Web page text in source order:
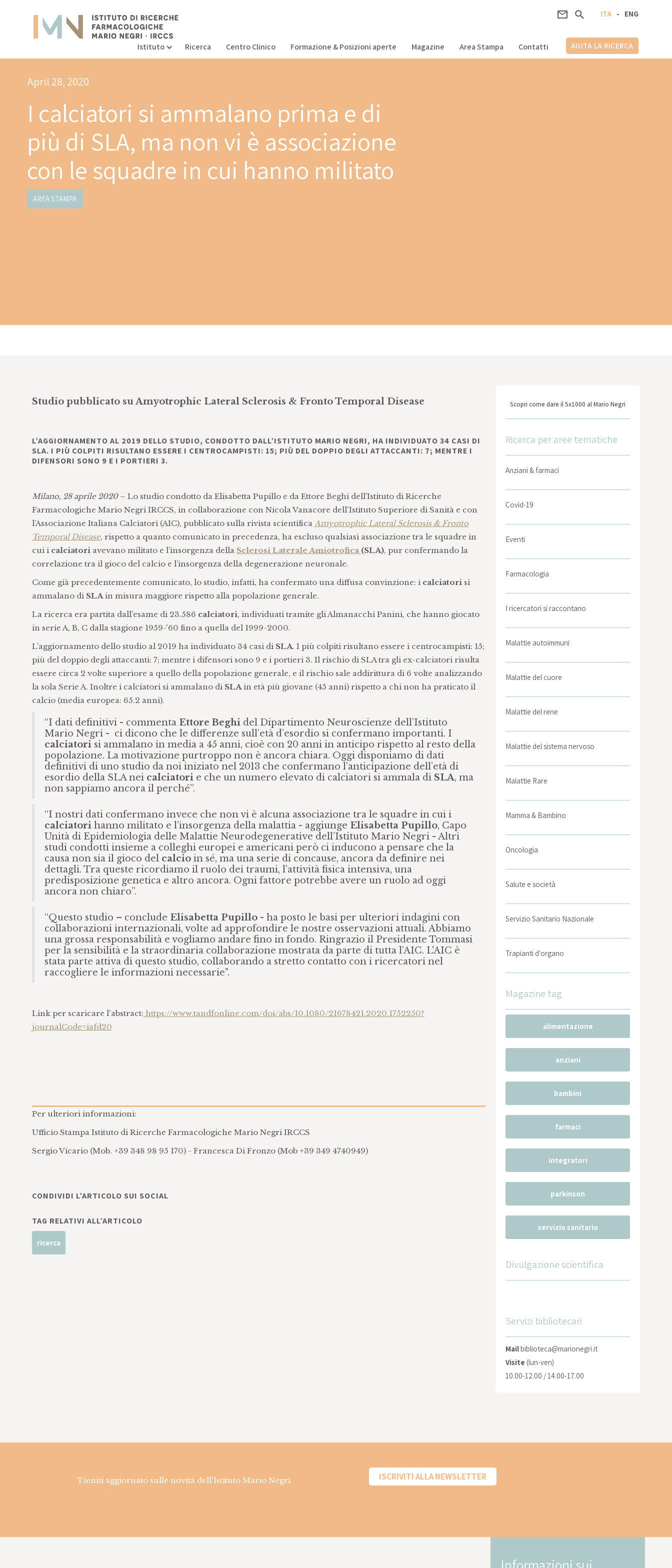
ENG
-
ITA
Istituto Ricerca Centro Clinico Formazione & Posizioni aperte Magazine Area Stampa Contatti AIUTA LA RICERCA
April 28, 2020
I calciatori si ammalano prima e di
più di SLA, ma non vi è associazione
con le squadre in cui hanno militato
AREA STAMPA
Studio pubblicato su Amyotrophic Lateral Sclerosis & Fronto Temporal Disease
L’AGGIORNAMENTO AL 2019 DELLO STUDIO, CONDOTTO DALL’ISTITUTO MARIO NEGRI, HA INDIVIDUATO 34 CASI DI
SLA. I PIÙ COLPITI RISULTANO ESSERE I CENTROCAMPISTI: 15; PIÙ DEL DOPPIO DEGLI ATTACCANTI: 7; MENTRE I
DIFENSORI SONO 9 E I PORTIERI 3.
Milano, 28 aprile 2020– Lo studio condotto da Elisabetta Pupillo e da Ettore Beghi dell’Istituto di Ricerche
Farmacologiche Mario Negri IRCCS, in collaborazione con Nicola Vanacore dell'Istituto Superiore di Sanità e con
l’Associazione Italiana Calciatori (AIC), pubblicato sulla rivista scientifica Amyotrophic Lateral Sclerosis & Fronto
Temporal Disease, rispetto a quanto comunicato in precedenza, ha escluso qualsiasi associazione tra le squadre in
cui i calciatoriavevano militato e l’insorgenza della Sclerosi Laterale Amiotrofica (SLA), pur confermando la
correlazione tra il gioco del calcio e l’insorgenza della degenerazione neuronale.
Come già precedentemente comunicato, lo studio, infatti, ha confermato una diffusa convinzione: i calciatorisi
ammalano di SLAin misura maggiore rispetto alla popolazione generale.
La ricerca era partita dall’esame di 23.586 calciatori, individuati tramite gli Almanacchi Panini, che hanno giocato
in serie A, B, C dalla stagione 1959-'60 fino a quella del 1999-2000.
L’aggiornamento dello studio al 2019 ha individuato 34 casi di SLA. I più colpiti risultano essere i centrocampisti: 15;
più del doppio degli attaccanti: 7; mentre i difensori sono 9 e i portieri 3. Il rischio di SLA tra gli ex-calciatori risulta
essere circa 2 volte superiore a quello della popolazione generale, e il rischio sale addirittura di 6 volte analizzando
la sola Serie A. Inoltre i calciatori si ammalano di SLAin età più giovane (45 anni) rispetto a chi non ha praticato il
calcio (media europea: 65.2 anni).
“I dati definitivi - commenta Ettore Beghidel Dipartimento Neuroscienze dell’Istituto
Mario Negri - ci dicono che le differenze sull’età d’esordio si confermano importanti. I
calciatorisi ammalano in media a 45 anni, cioè con 20 anni in anticipo rispetto al resto della
popolazione. La motivazione purtroppo non è ancora chiara. Oggi disponiamo di dati
definitivi di uno studio da noi iniziato nel 2013 che confermano l’anticipazione dell’età di
esordio della SLA nei calciatorie che un numero elevato di calciatori si ammala di SLA, ma
non sappiamo ancora il perché”.
“I nostri dati confermano invece che non vi è alcuna associazione tra le squadre in cui i
calciatorihanno militato e l’insorgenza della malattia - aggiunge Elisabetta Pupillo, Capo
Unità di Epidemiologia delle Malattie Neurodegenerative dell’Istituto Mario Negri - Altri
studi condotti insieme a colleghi europei e americani però ci inducono a pensare che la
causa non sia il gioco del calcioin sé, ma una serie di concause, ancora da definire nei
dettagli. Tra queste ricordiamo il ruolo dei traumi, l’attività fisica intensiva, una
predisposizione genetica e altro ancora. Ogni fattore potrebbe avere un ruolo ad oggi
ancora non chiaro”.
“Questo studio – conclude Elisabetta Pupillo- ha posto le basi per ulteriori indagini con
collaborazioni internazionali, volte ad approfondire le nostre osservazioni attuali. Abbiamo
una grossa responsabilità e vogliamo andare fino in fondo. Ringrazio il Presidente Tommasi
per la sensibilità e la straordinaria collaborazione mostrata da parte di tutta l’AIC. L'AIC è
stata parte attiva di questo studio, collaborando a stretto contatto con i ricercatori nel
raccogliere le informazioni necessarie".
Link per scaricare l'abstract: https://www.tandfonline.com/doi/abs/10.1080/21678421.2020.1752250?
journalCode=iafd20
Per ulteriori informazioni:
Ufficio Stampa Istituto di Ricerche Farmacologiche Mario Negri IRCCS
Sergio Vicario (Mob. +39 348 98 95 170) - Francesca Di Fronzo (Mob +39 349 4740949)
CONDIVIDI L’ARTICOLO SUI SOCIAL
TAG RELATIVI ALL’ARTICOLO
ricerca
Scopri come dare il 5x1000 al Mario Negri
Ricerca per aree tematiche
Anziani & farmaci
Covid-19
Eventi
Farmacologia
I ricercatori si raccontano
Malattie autoimmuni
Malattie del cuore
Malattie del rene
Malattie del sistema nervoso
Malattie Rare
Mamma & Bambino
Oncologia
Salute e società
Servizio Sanitario Nazionale
Trapianti d'organo
Magazine tag
alimentazione
anziani
bambini
farmaci
integratori
parkinson
servizio sanitario
Divulgazione scientifica
Servizi bibliotecari
Mailbiblioteca@marionegri.it
Visite (lun-ven)
10.00-12.00 / 14.00-17.00
Tieniti aggiornato sulle novità dell'Istituto Mario Negri. ISCRIVITI ALLA NEWSLETTER